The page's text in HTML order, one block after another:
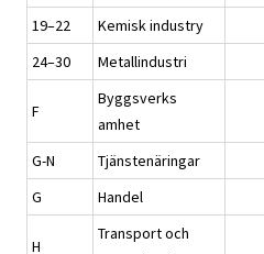
19–22
Kemisk industry
24–30
Metallindustri
F
Byggsverks
amhet
G-N Tjänstenäringar
G
Handel
H
Transport och